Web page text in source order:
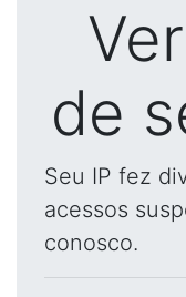
de
Seu IP fez
acessos
conosco.